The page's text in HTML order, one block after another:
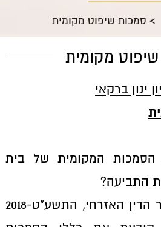
> סמכות שיפוט מקומית
מקומית
ינון ברקאי
המקומית של בית
התביעה?
תקנה 7 לתקנות סדר הדין האזרחי, התשע"ט-2018